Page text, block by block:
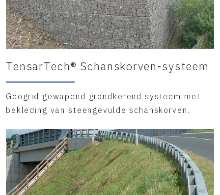
TensarTech® Schanskorven-systeem
Geogrid gewapend grondkerend systeem met
bekleding van steengevulde schanskorven.